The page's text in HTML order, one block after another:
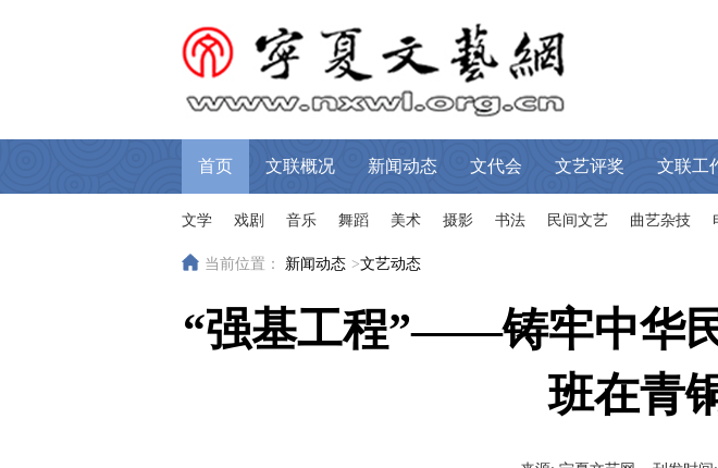
首页 文联概况 新闻动态 文代会 文艺评奖 文联工
文学 戏剧 音乐 舞蹈 美术 摄影 书法 民间文艺 曲艺杂技
当前位置： 新闻动态 >文艺动态
“强基工程”——铸牢中华
班在青